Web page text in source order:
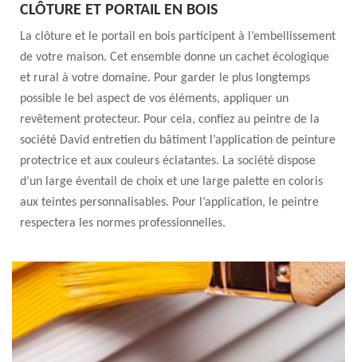
CLÔTURE ET PORTAIL EN BOIS
La clôture et le portail en bois participent à l’embellissement
de votre maison. Cet ensemble donne un cachet écologique
et rural à votre domaine. Pour garder le plus longtemps
possible le bel aspect de vos éléments, appliquer un
revêtement protecteur. Pour cela, confiez au peintre de la
société David entretien du bâtiment l’application de peinture
protectrice et aux couleurs éclatantes. La société dispose
d’un large éventail de choix et une large palette en coloris
aux teintes personnalisables. Pour l’application, le peintre
respectera les normes professionnelles.